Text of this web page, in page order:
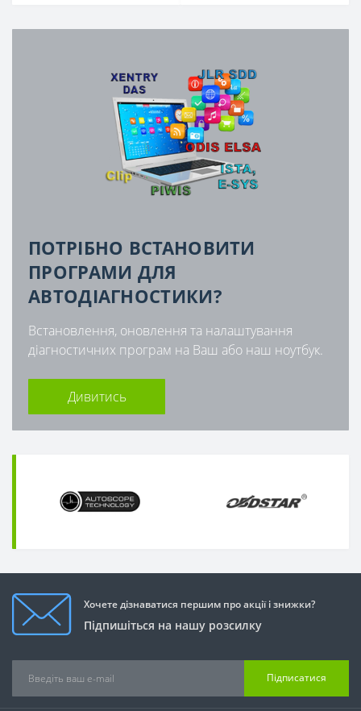
ПОТРІБНО ВСТАНОВИТИ
ПРОГРАМИ ДЛЯ
АВТОДІАГНОСТИКИ?
Встановлення, оновлення та налаштування
діагностичних програм на Ваш або наш ноутбук.
Дивитись
Хочете дізнаватися першим про акції і знижки?
Підпишіться на нашу розсилку
Підписатися